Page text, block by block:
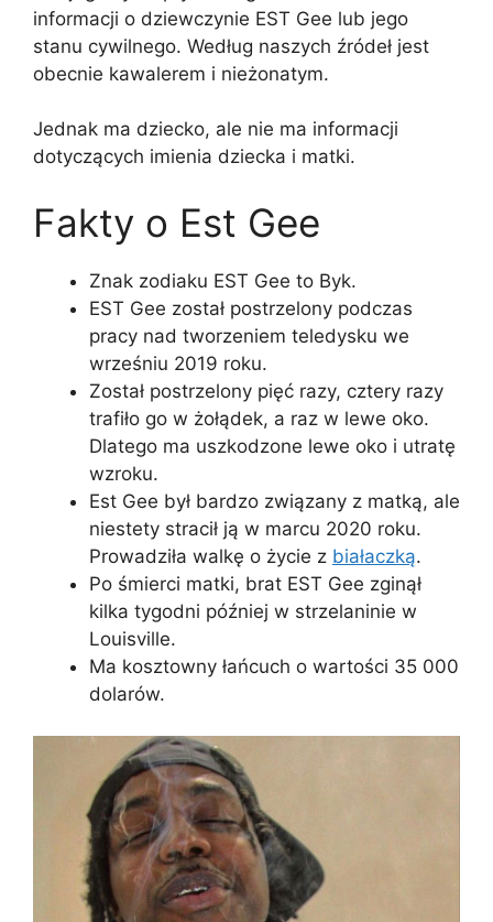
informacji o dziewczynie EST Gee lub jego
stanu cywilnego. Według naszych źródeł jest
obecnie kawalerem i nieżonatym.
Jednak ma dziecko, ale nie ma informacji
dotyczących imienia dziecka i matki.
Fakty o Est Gee
Znak zodiaku EST Gee to Byk.
EST Gee został postrzelony podczas
pracy nad tworzeniem teledysku we
wrześniu 2019 roku.
Został postrzelony pięć razy, cztery razy
trafiło go w żołądek, a raz w lewe oko.
Dlatego ma uszkodzone lewe oko i utratę
wzroku.
Est Gee był bardzo związany z matką, ale
niestety stracił ją w marcu 2020 roku.
Prowadziła walkę o życie z białaczką.
Po śmierci matki, brat EST Gee zginął
kilka tygodni później w strzelaninie w
Louisville.
Ma kosztowny łańcuch o wartości 35 000
dolarów.